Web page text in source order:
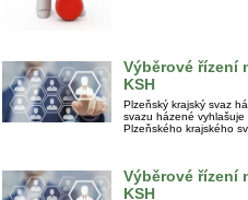
Výběrové řízení
KSH
Plzeňský krajský svaz
svazu házené
Plzeňského krajského
Výběrové řízení
KSH